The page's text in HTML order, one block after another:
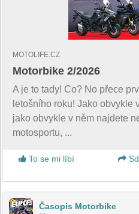
MOTOLIFE.CZ
Motorbike 2/2026
A je to tady! Co? No přece
letošního roku! Jako obvykle
jako obvykle v něm najdete
motosportu, ...
To se mi líbí
Časopis Motorbike